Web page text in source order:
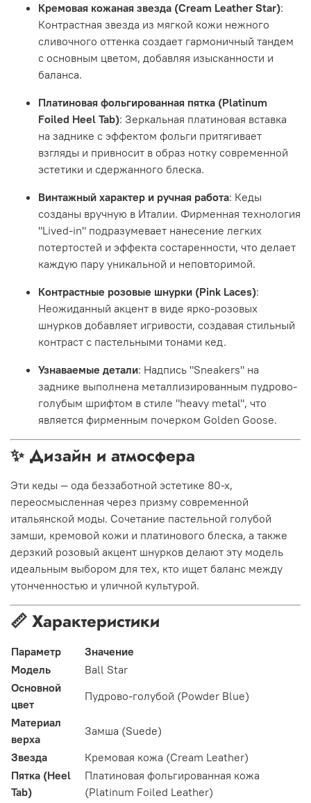
Кремовая кожаная звезда (Cream Leather Star):
Контрастная звезда из мягкой кожи нежного
сливочного оттенка создает гармоничный тандем
с основным цветом, добавляя изысканности и
баланса.
Платиновая фольгированная пятка (Platinum
Foiled Heel Tab): Зеркальная платиновая вставка
на заднике с эффектом фольги притягивает
взгляды и привносит в образ нотку современной
эстетики и сдержанного блеска.
Винтажный характер и ручная работа: Кеды
созданы вручную в Италии. Фирменная технология
"Lived-in" подразумевает нанесение легких
потертостей и эффекта состаренности, что делает
каждую пару уникальной и неповторимой.
Контрастные розовые шнурки (Pink Laces):
Неожиданный акцент в виде ярко-розовых
шнурков добавляет игривости, создавая стильный
контраст с пастельными тонами кед.
Узнаваемые детали: Надпись "Sneakers" на
заднике выполнена металлизированным пудрово-
голубым шрифтом в стиле "heavy metal", что
является фирменным почерком Golden Goose.
✨ Дизайн и атмосфера
Эти кеды — ода беззаботной эстетике 80-х,
переосмысленная через призму современной
итальянской моды. Сочетание пастельной голубой
замши, кремовой кожи и платинового блеска, а также
дерзкий розовый акцент шнурков делают эту модель
идеальным выбором для тех, кто ищет баланс между
утонченностью и уличной культурой.
📏 Характеристики
Параметр
Значение
Модель
Ball Star
Основной
цвет
Пудрово-голубой (Powder Blue)
Материал
верха
Замша (Suede)
Звезда
Кремовая кожа (Cream Leather)
Пятка (Heel
Tab)
Платиновая фольгированная кожа
(Platinum Foiled Leather)